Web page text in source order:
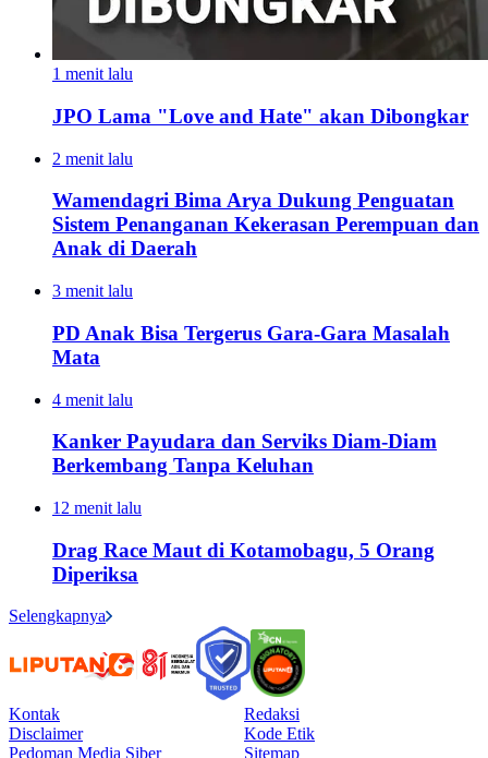
1 menit lalu
JPO Lama "Love and Hate" akan Dibongkar
2 menit lalu
Wamendagri Bima Arya Dukung Penguatan
Sistem Penanganan Kekerasan Perempuan dan
Anak di Daerah
3 menit lalu
PD Anak Bisa Tergerus Gara-Gara Masalah
Mata
4 menit lalu
Kanker Payudara dan Serviks Diam-Diam
Berkembang Tanpa Keluhan
12 menit lalu
Drag Race Maut di Kotamobagu, 5 Orang
Diperiksa
Selengkapnya
Kontak
Redaksi
Disclaimer
Kode Etik
Pedoman Media Siber
Sitemap